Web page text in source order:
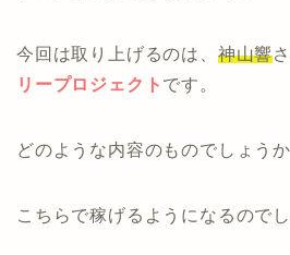
今回は取り上げるのは、 神山響
リープロジェクト です。
どのような内容のものでしょうか
こちらで稼げるようになるので